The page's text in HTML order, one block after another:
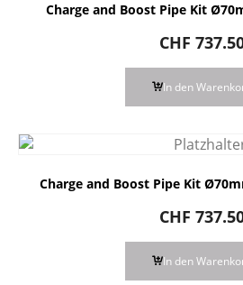
Charge and Boost Pipe Kit
CHF
In den
Charge and Boost Pipe Kit
CHF
In den